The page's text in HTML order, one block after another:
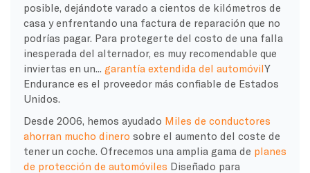
posible, dejándote varado a cientos de kilómetros de
casa y enfrentando una factura de reparación que no
podrías pagar. Para protegerte del costo de una falla
inesperada del alternador, es muy recomendable que
inviertas en un... garantía extendida del automóvilY
Endurance es el proveedor más confiable de Estados
Unidos.
Desde 2006, hemos ayudado Miles de conductores
ahorran mucho dinero sobre el aumento del coste de
tener un coche. Ofrecemos una amplia gama de planes
de protección de automóviles Diseñado para